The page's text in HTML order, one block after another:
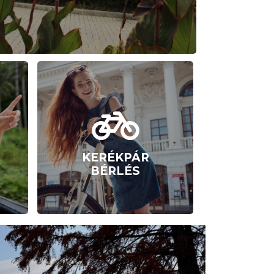
KERÉKPÁR
BÉRLÉS
KERÉKPÁR
BÉRLÉS
Városfelfedezés
kétkeréken?
Részletek